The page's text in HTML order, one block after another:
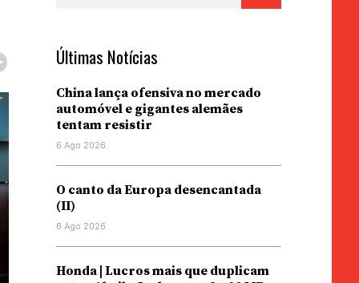
Últimas Notícias
China lança ofensiva no mercado
automóvel e gigantes alemães
tentam resistir
6 Ago 2026
O canto da Europa desencantada
(II)
6 Ago 2026
Honda | Lucros mais que duplicam